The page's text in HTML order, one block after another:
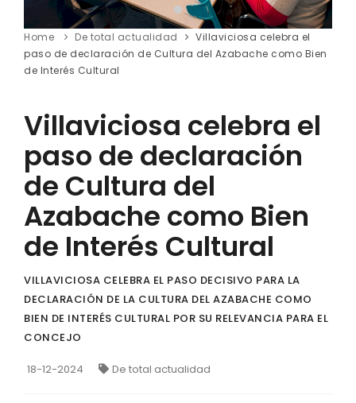
Home De total actualidad
Villaviciosa celebra el
paso de declaración de Cultura del Azabache como Bien
de Interés Cultural
Villaviciosa celebra el
paso de declaración
de Cultura del
Azabache como Bien
de Interés Cultural
VILLAVICIOSA CELEBRA EL PASO DECISIVO PARA LA
DECLARACIÓN DE LA CULTURA DEL AZABACHE COMO
BIEN DE INTERÉS CULTURAL POR SU RELEVANCIA PARA EL
CONCEJO
18-12-2024 De total actualidad